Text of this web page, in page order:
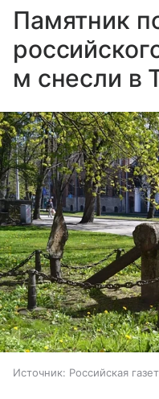
Памятник
м снесли в
Источник: Российская